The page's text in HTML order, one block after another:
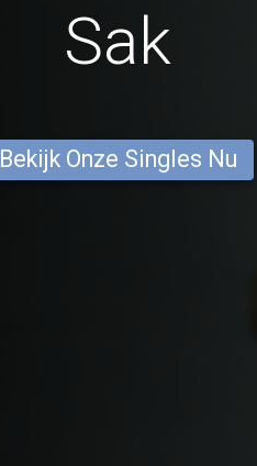
Sak
Bekijk Onze Singles Nu